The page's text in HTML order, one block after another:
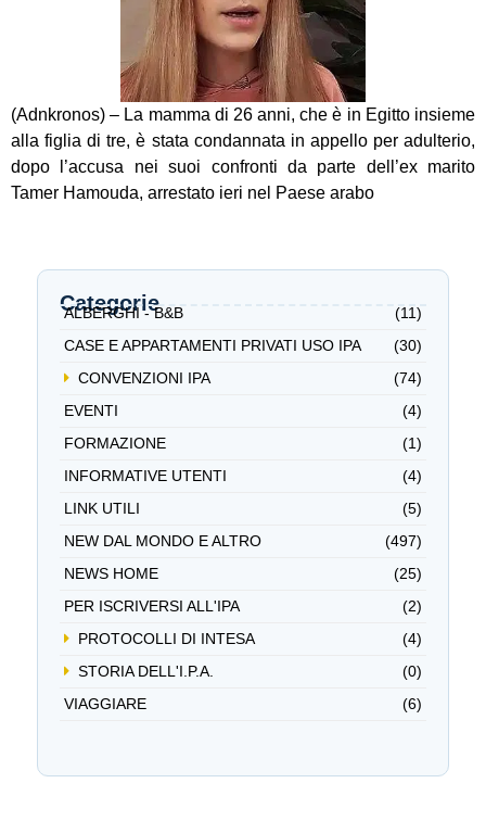
(Adnkronos) – La mamma di 26 anni, che è in Egitto insieme
alla figlia di tre, è stata condannata in appello per adulterio,
dopo l’accusa nei suoi confronti da parte dell’ex marito
Tamer Hamouda, arrestato ieri nel Paese arabo
Categorie
ALBERGHI - B&B
(11)
CASE E APPARTAMENTI PRIVATI USO IPA
(30)
CONVENZIONI IPA
(74)
EVENTI
(4)
FORMAZIONE
(1)
INFORMATIVE UTENTI
(4)
LINK UTILI
(5)
NEW DAL MONDO E ALTRO
(497)
NEWS HOME
(25)
PER ISCRIVERSI ALL'IPA
(2)
PROTOCOLLI DI INTESA
(4)
STORIA DELL'I.P.A.
(0)
VIAGGIARE
(6)